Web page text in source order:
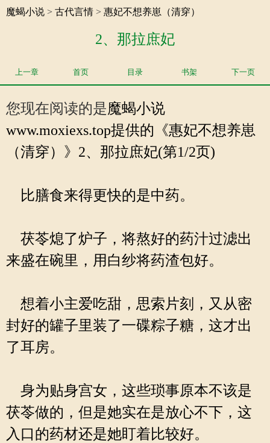
魔蝎小说 > 古代言情 > 惠妃不想养崽（清穿）
2、那拉庶妃
上一章 首页 目录 书架 下一页
您现在阅读的是魔蝎小说
www.moxiexs.top提供的《惠妃不想养崽
（清穿）》2、那拉庶妃(第1/2页)
比膳食来得更快的是中药。
茯苓熄了炉子，将熬好的药汁过滤出
来盛在碗里，用白纱将药渣包好。
想着小主爱吃甜，思索片刻，又从密
封好的罐子里装了一碟粽子糖，这才出
了耳房。
身为贴身宫女，这些琐事原本不该是
茯苓做的，但是她实在是放心不下，这
入口的药材还是她盯着比较好。